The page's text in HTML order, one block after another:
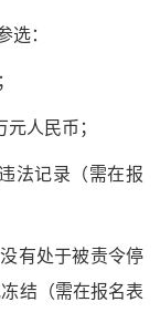
：
人民币；
法记录（需在报
有处于被责令停
结（需在报名表